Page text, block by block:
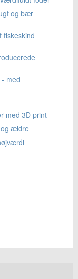
og bær
fiskeskind
med
med 3D print
og ældre